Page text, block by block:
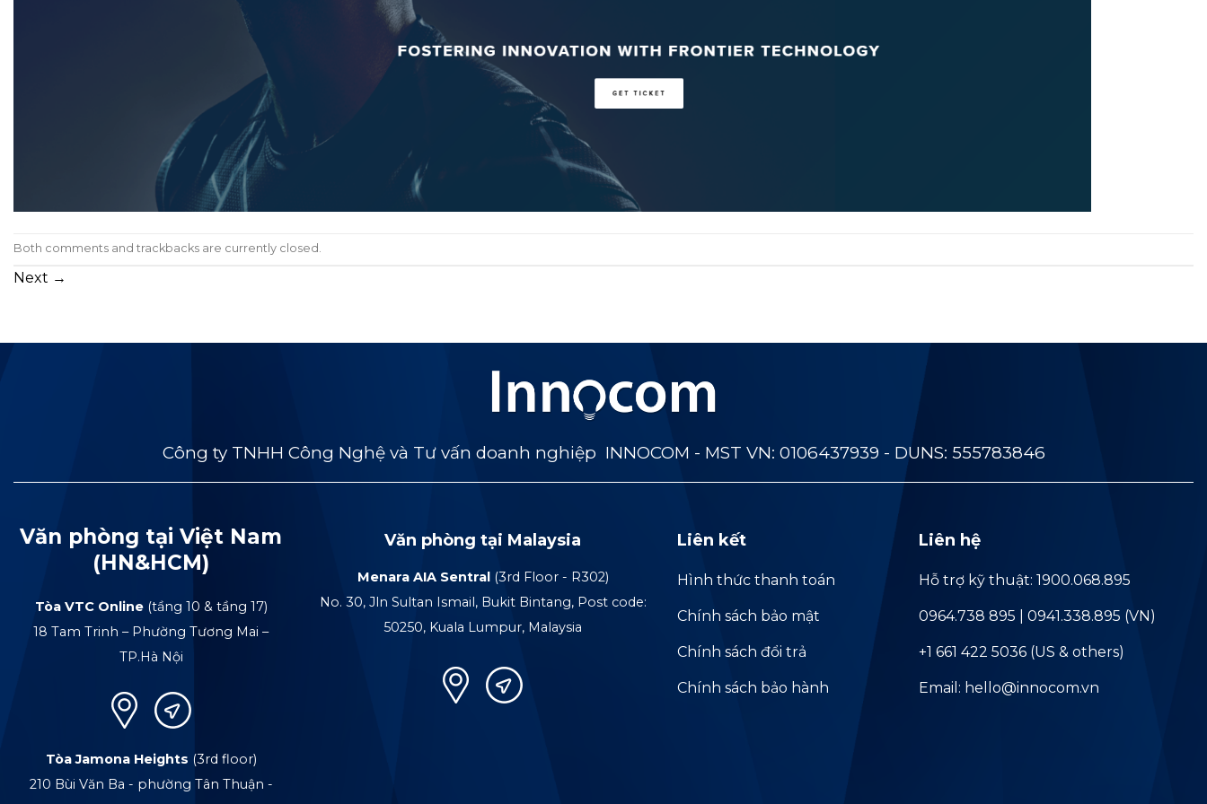
Both comments and trackbacks are currently closed.
Next →
Công ty TNHH Công Nghệ và Tư vấn doanh nghiệp INNOCOM - MST VN: 0106437939 - DUNS: 555783846
Văn phòng tại Việt Nam
(HN&HCM)
Tòa VTC Online(tầng 10 & tầng 17)
18 Tam Trinh – Phường Tương Mai –
TP.Hà Nội
Tòa Jamona Heights (3rd floor)
210 Bùi Văn Ba - phường Tân Thuận -
Văn phòng tại Malaysia
Menara AIA Sentral (3rd Floor - R302)
No. 30, Jln Sultan Ismail, Bukit Bintang, Post code:
50250, Kuala Lumpur, Malaysia
Liên kết
Hình thức thanh toán
Chính sách bảo mật
Chính sách đổi trả
Chính sách bảo hành
Liên hệ
Hỗ trợ kỹ thuật: 1900.068.895
0964.738 895 | 0941.338.895 (VN)
+1 661 422 5036 (US & others)
Email: hello@innocom.vn